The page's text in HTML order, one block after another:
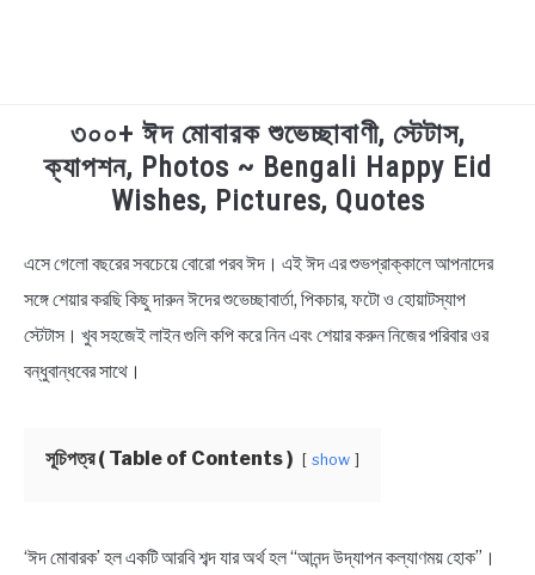
TECHNOLOGY
HEALTH & LIFESTYLE
BIOGRAPHY
EDUCATIONAL
QUOTES & CAPTIONS
৩০০+ ঈদ মোবারক শুভেচ্ছাবাণী, স্টেটাস,
ক্যাপশন, Photos ~ Bengali Happy Eid
Wishes, Pictures, Quotes
in
Bengali
Bengali
Wishes
এসে গেলো বছরের সবচেয়ে বোরো পরব ঈদ। এই ঈদ এর শুভপ্রাক্কালে আপনাদের
সঙ্গে শেয়ার করছি কিছু দারুন ঈদের শুভেচ্ছাবার্তা, পিকচার, ফটো ও হোয়াটস্যাপ
স্টেটাস। খুব সহজেই লাইন গুলি কপি করে নিন এবং শেয়ার করুন নিজের পরিবার ওর
বন্ধুবান্ধবের সাথে।
সূচিপত্র ( Table of Contents ) show
‘ঈদ মোবারক’ হল একটি আরবি শব্দ যার অর্থ হল “আনন্দ উদ্‌যাপন কল্যাণময় হোক”।